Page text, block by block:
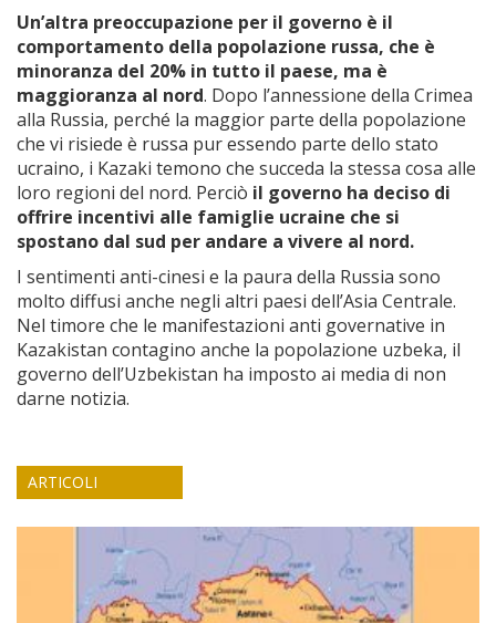
Un’altra preoccupazione per il governo è il
comportamento della popolazione russa, che è
minoranza del 20% in tutto il paese, ma è
maggioranza al nord. Dopo l’annessione della Crimea
alla Russia, perché la maggior parte della popolazione
che vi risiede è russa pur essendo parte dello stato
ucraino, i Kazaki temono che succeda la stessa cosa alle
loro regioni del nord. Perciò il governo ha deciso di
offrire incentivi alle famiglie ucraine che si
spostano dal sud per andare a vivere al nord.
I sentimenti anti-cinesi e la paura della Russia sono
molto diffusi anche negli altri paesi dell’Asia Centrale.
Nel timore che le manifestazioni anti governative in
Kazakistan contagino anche la popolazione uzbeka, il
governo dell’Uzbekistan ha imposto ai media di non
darne notizia.
ARTICOLI